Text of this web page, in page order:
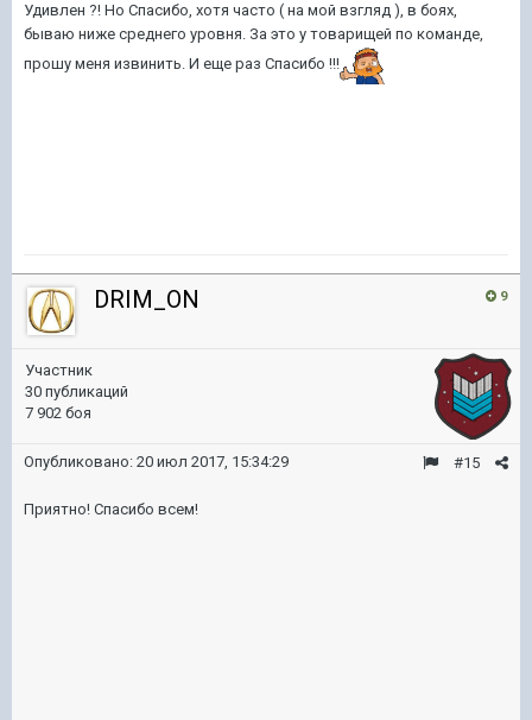
Удивлен ?! Но Спасибо, хотя часто ( на мой взгляд ), в боях,
бываю ниже среднего уровня. За это у товарищей по команде,
прошу меня извинить. И еще раз Спасибо !!!
9
DRIM_ON
Участник
30 публикаций
7 902 боя
#15
Опубликовано: 20 июл 2017, 15:34:29
Приятно! Спасибо всем!